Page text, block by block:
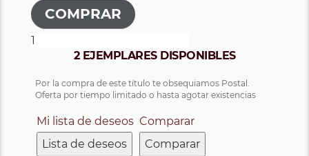
2 EJEMPLARES DISPONIBLES
Por la compra de este título te obsequiamos Postal.
Oferta por tiempo limitado o hasta agotar existencias
Mi lista de deseos
Lista de deseos
Comparar
Comparar